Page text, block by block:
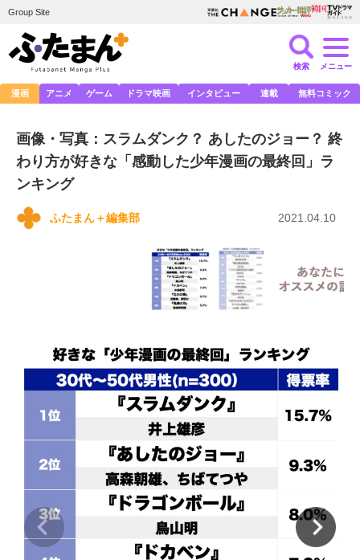
Group Site
検索 メニュー
漫画 アニメ ゲーム ドラマ映画 インタビュー 連載 無料コミック
画像・写真：スラムダンク？ あしたのジョー？ 終
わり方が好きな「感動した少年漫画の最終回」ラ
ンキング
ふたまん＋編集部 2021.04.10